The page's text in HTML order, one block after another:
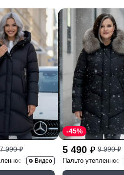
7 990p
7747Ch
Видео
5 490 p 9 990p
-45%
Пальто утепленное